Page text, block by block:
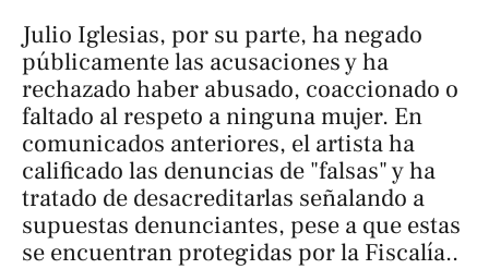
Julio Iglesias, por su parte, ha negado
públicamente las acusaciones y ha
rechazado haber abusado, coaccionado o
faltado al respeto a ninguna mujer. En
comunicados anteriores, el artista ha
calificado las denuncias de "falsas" y ha
tratado de desacreditarlas señalando a
supuestas denunciantes, pese a que estas
se encuentran protegidas por la Fiscalía..